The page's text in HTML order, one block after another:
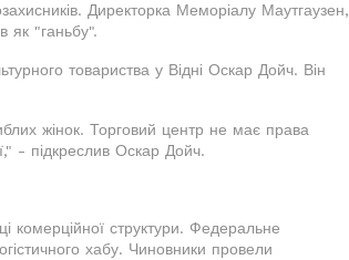
Директорка Меморіалу Маутгаузен,
як "ганьбу".
товариства у Відні Оскар Дойч. Він
жінок. Торговий центр не має права
- підкреслив Оскар Дойч.
комерційної структури. Федеральне
хабу. Чиновники провели